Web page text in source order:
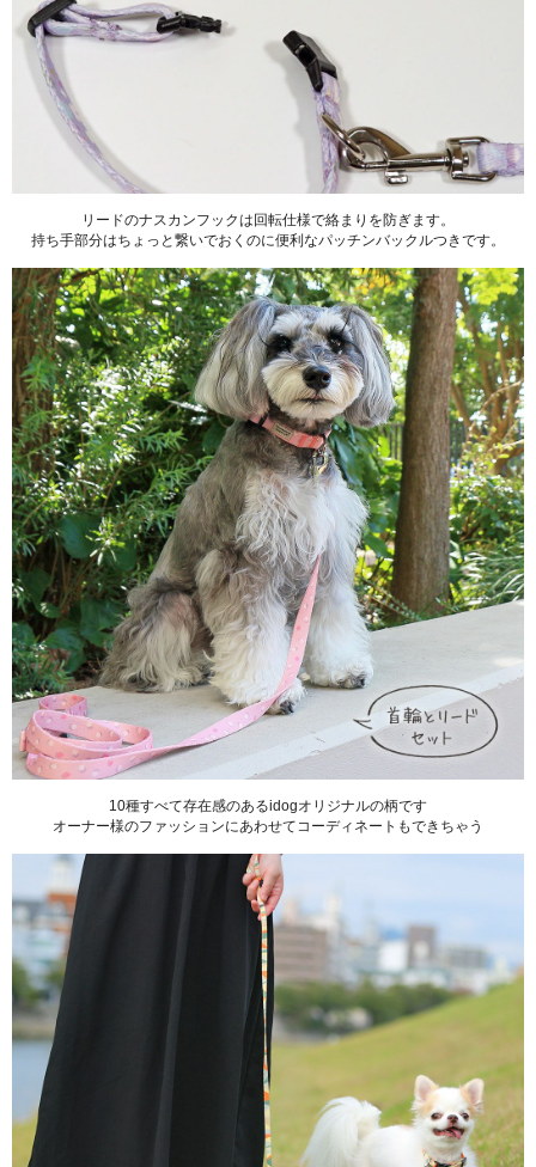
リードのナスカンフックは回転仕様で絡まりを防ぎます。
持ち手部分はちょっと繋いでおくのに便利なパッチンバックルつきです。
10種すべて存在感のあるidogオリジナルの柄です
オーナー様のファッションにあわせてコーディネートもできちゃう